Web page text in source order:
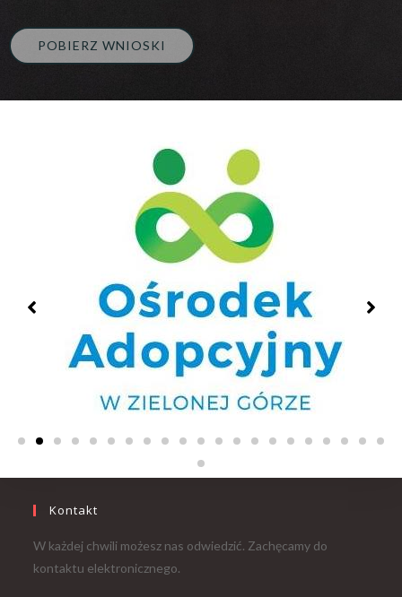
POBIERZ WNIOSKI
Kontakt
W każdej chwili możesz nas odwiedzić. Zachęcamy do
kontaktu elektronicznego.